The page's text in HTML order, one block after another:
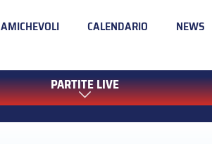
AMICHEVOLI CALENDARIO NEWS
PARTITE LIVE